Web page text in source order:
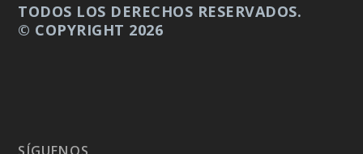
TODOS LOS DERECHOS RESERVADOS.
© COPYRIGHT 2026